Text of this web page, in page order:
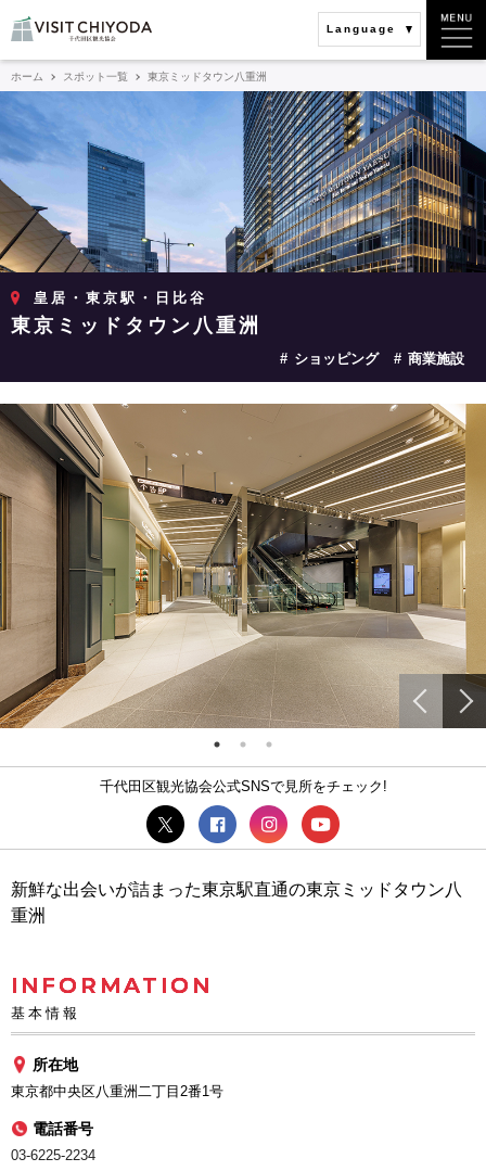
Language
ホーム スポット一覧 東京ミッドタウン八重洲
皇居・東京駅・日比谷
東京ミッドタウン八重洲
ショッピング 商業施設
千代田区観光協会公式SNSで見所をチェック!
新鮮な出会いが詰まった東京駅直通の東京ミッドタウン八
重洲
INFORMATION
基本情報
所在地
東京都中央区八重洲二丁目2番1号
電話番号
03-6225-2234